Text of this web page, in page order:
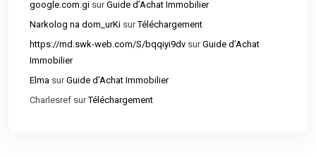
google.com.gi surGuide d’Achat Immobilier
Narkolog na dom_urKi surTéléchargement
https://md.swk-web.com/S/bqqiyi9dv surGuide d’Achat
Immobilier
Elma surGuide d’Achat Immobilier
Charlesref surTéléchargement